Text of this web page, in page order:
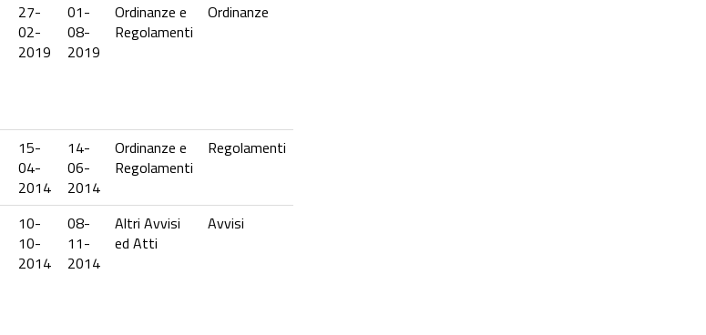
27-
02-
2019
01-
08-
2019
Ordinanze e
Regolamenti
Ordinanze
15-
04-
2014
14-
06-
2014
Ordinanze e
Regolamenti
Regolamenti
10-
10-
2014
08-
11-
2014
Altri Avvisi
ed Atti
Avvisi